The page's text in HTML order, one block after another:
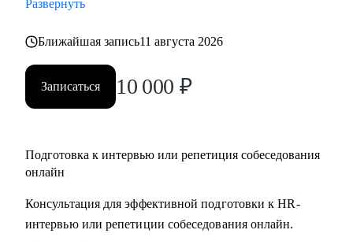
Развернуть
Ближайшая запись11 августа 2026
Записаться 10 000 ₽
Подготовка к интервью или репетиция собеседования
онлайн
Консультация для эффективной подготовки к HR-
интервью или репетиции собеседования онлайн.